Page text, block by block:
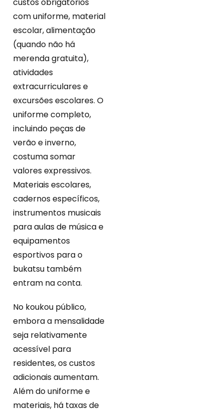
custos obrigatórios
com uniforme, material
escolar, alimentação
(quando não há
merenda gratuita),
atividades
extracurriculares e
excursões escolares. O
uniforme completo,
incluindo peças de
verão e inverno,
costuma somar
valores expressivos.
Materiais escolares,
cadernos específicos,
instrumentos musicais
para aulas de música e
equipamentos
esportivos para o
bukatsu também
entram na conta.
No koukou público,
embora a mensalidade
seja relativamente
acessível para
residentes, os custos
adicionais aumentam.
Além do uniforme e
materiais, há taxas de